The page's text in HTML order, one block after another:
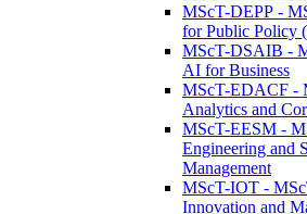
MScT-DEPP -
for Public Policy
MScT-DSAIB -
AI for Business
MScT-EDACF -
Analytics and
MScT-EESM -
Engineering and
Management
MScT-IOT -
Innovation and